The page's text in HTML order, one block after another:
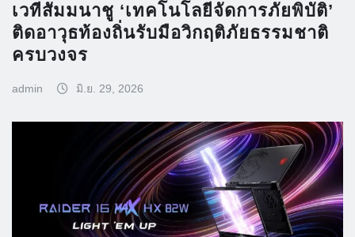
เวทีสัมมนาชู ‘เทคโนโลยีจัดการภัยพิบัติ’
ติดอาวุธท้องถิ่นรับมือวิกฤติภัยธรรมชาติ
ครบวงจร
admin มิ.ย. 29, 2026